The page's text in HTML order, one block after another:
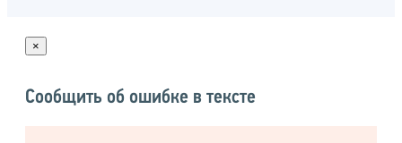
×
Сообщить об ошибке в тексте